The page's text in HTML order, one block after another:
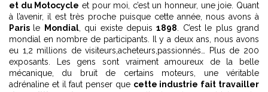
et du Motocycle et pour moi, c’est un honneur, une joie. Quant
à l’avenir, il est très proche puisque cette année, nous avons à
Paris le Mondial, qui existe depuis1898. C’est le plus grand
mondial en nombre de participants. Il y a deux ans, nous avons
eu 1,2 millions de visiteurs,acheteurs,passionnés… Plus de 200
exposants. Les gens sont vraiment amoureux de la belle
mécanique, du bruit de certains moteurs, une véritable
adrénaline et il faut penser que cette industrie fait travailler